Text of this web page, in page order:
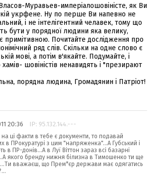
Муравьев-имперіалошовіністе, як Ви
укрфене. Ну по перше Ви напевно не
і не інтелігентний челавек, тому що
бути у порядної людини яка велику,
примітивною. Почитайте дослідження про
ряд слів. Скільки на одне слово є
мові, а потім в'якайте. Подумайте, і
хамів- шовіністів ненавидять і "презирают
порядна людина, Громадянин і Патріот!
20:36 IP: 95.132.144.---
ці факти в тебе є документи, то подавай
в ПРокуратурі з цим "напряженка"...А Губський і
в ПР-донів...А в Луї Віттон зараз всі базарні
якого бренду нижня білизна в Тимошенко ти ще
вважаєш, що Прем*єр держави має одягатись